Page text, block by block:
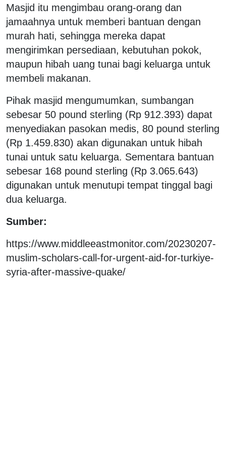
Masjid itu mengimbau orang-orang dan
jamaahnya untuk memberi bantuan dengan
murah hati, sehingga mereka dapat
mengirimkan persediaan, kebutuhan pokok,
maupun hibah uang tunai bagi keluarga untuk
membeli makanan.
Pihak masjid mengumumkan, sumbangan
sebesar 50 pound sterling (Rp 912.393) dapat
menyediakan pasokan medis, 80 pound sterling
(Rp 1.459.830) akan digunakan untuk hibah
tunai untuk satu keluarga. Sementara bantuan
sebesar 168 pound sterling (Rp 3.065.643)
digunakan untuk menutupi tempat tinggal bagi
dua keluarga.
Sumber:
https://www.middleeastmonitor.com/20230207-
muslim-scholars-call-for-urgent-aid-for-turkiye-
syria-after-massive-quake/